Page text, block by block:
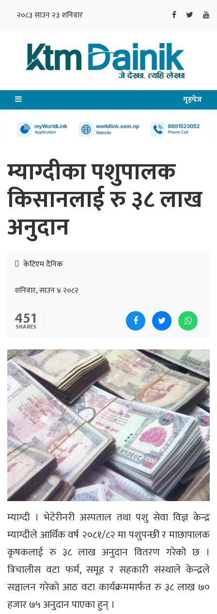
२०८३ साउन २३ शनिवार
गृहपेज
म्याग्दीका पशुपालक
किसानलाई रु ३८ लाख
अनुदान
केटिएम दैनिक
शनिवार, साउन ४ २०८२
451
SHARES
म्याग्दी । भेटेरीनरी अस्पताल तथा पशु सेवा विज्ञ केन्द्र
म्याग्दीले आर्थिक वर्ष २०८१/८२ मा पशुपन्छी र माछापालक
कृषकलाई रु ३८ लाख अनुदान वितरण गरेको छ ।
त्रिचालीस वटा फर्म, समूह र सहकारी संस्थाले केन्द्रले
सञ्चालन गरेको आठ वटा कार्यक्रममार्फत रु ३८ लाख ७०
हजार ७५ अनुदान पाएका हुन् ।